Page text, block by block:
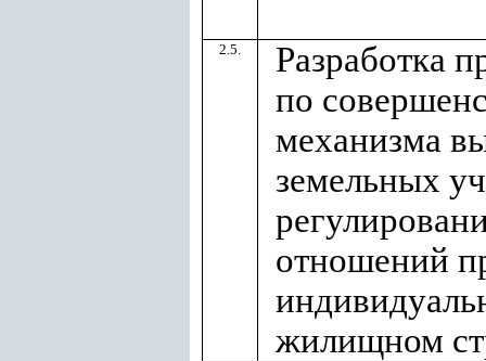
2.5.
Разработка
по
механизма
земельных
отношений
жилищном